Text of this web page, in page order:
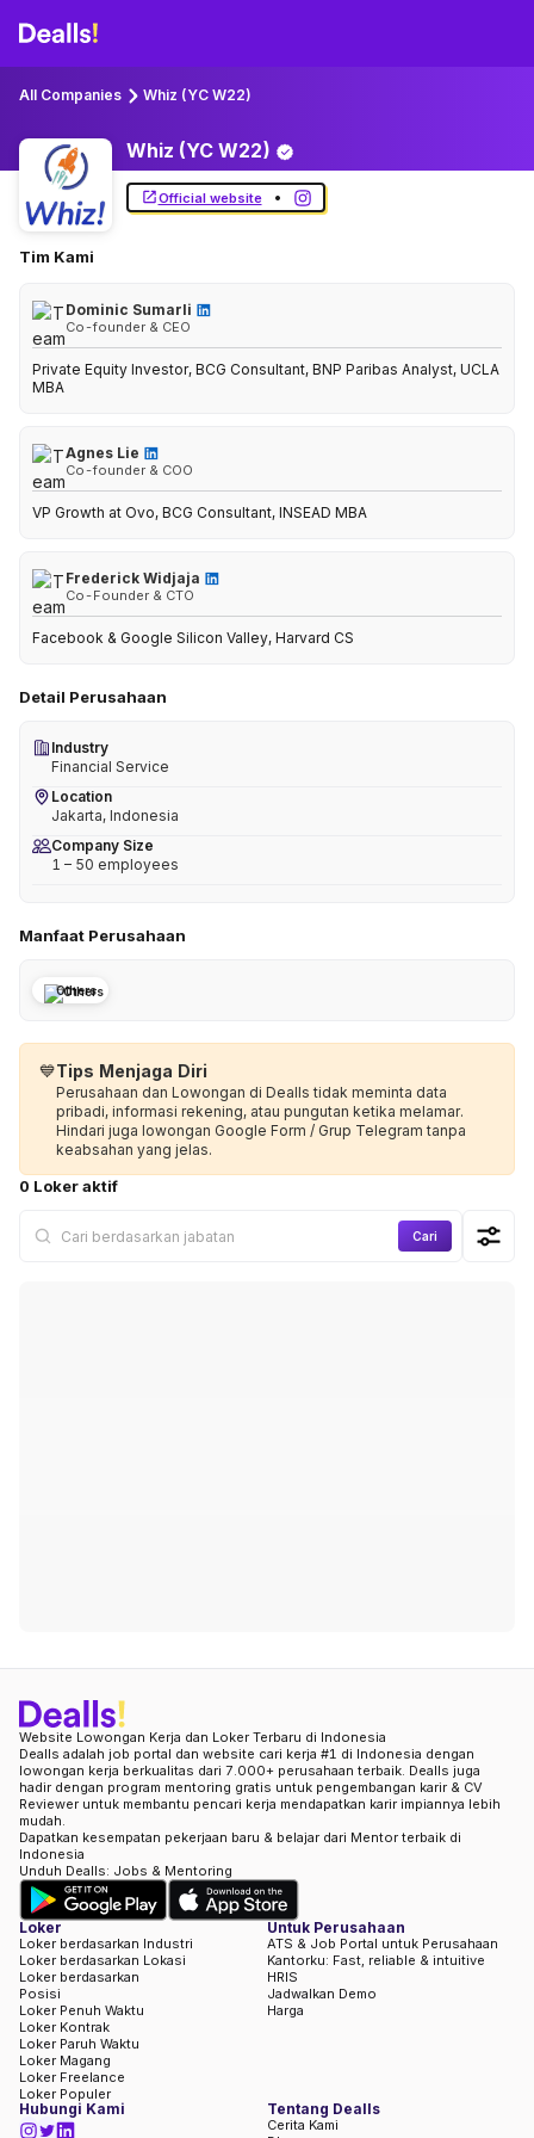
All Companies Whiz (YC W22)
Whiz (YC W22)
Official website •
Tim Kami
Dominic Sumarli
Co-founder & CEO
Private Equity Investor, BCG Consultant, BNP Paribas Analyst, UCLA
MBA
Agnes Lie
Co-founder & COO
VP Growth at Ovo, BCG Consultant, INSEAD MBA
Frederick Widjaja
Co-Founder & CTO
Facebook & Google Silicon Valley, Harvard CS
Detail Perusahaan
Industry
Financial Service
Location
Jakarta, Indonesia
Company Size
1 – 50 employees
Manfaat Perusahaan
Others
💙Tips Menjaga Diri
Perusahaan dan Lowongan di Dealls tidak meminta data
pribadi, informasi rekening, atau pungutan ketika melamar.
Hindari juga lowongan Google Form / Grup Telegram tanpa
keabsahan yang jelas.
0 Loker aktif
Cari
Website Lowongan Kerja dan Loker Terbaru di Indonesia
Dealls adalah job portal dan website cari kerja #1 di Indonesia dengan
lowongan kerja berkualitas dari 7.000+ perusahaan terbaik. Dealls juga
hadir dengan program mentoring gratis untuk pengembangan karir & CV
Reviewer untuk membantu pencari kerja mendapatkan karir impiannya lebih
mudah.
Dapatkan kesempatan pekerjaan baru & belajar dari Mentor terbaik di
Indonesia
Unduh Dealls: Jobs & Mentoring
Loker
Loker berdasarkan Industri
Loker berdasarkan Lokasi
Loker berdasarkan
Posisi
Loker Penuh Waktu
Loker Kontrak
Loker Paruh Waktu
Loker Magang
Loker Freelance
Loker Populer
Untuk Perusahaan
ATS & Job Portal untuk Perusahaan
Kantorku: Fast, reliable & intuitive
HRIS
Jadwalkan Demo
Harga
Hubungi Kami Tentang Dealls
Cerita Kami